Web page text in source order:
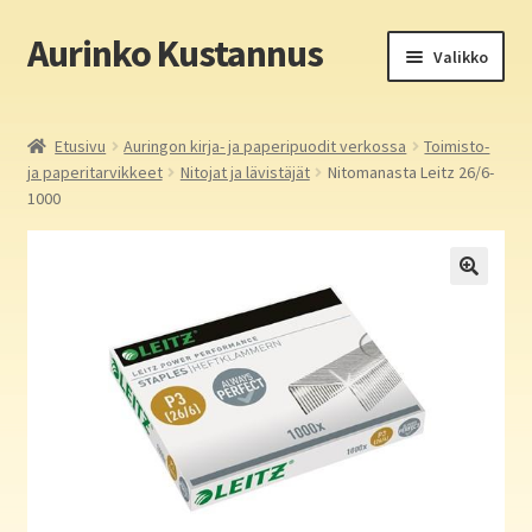
Siirry
navigointiin
Siirry
sisältöön
Aurinko Kustannus Valikko
Yritys
Aurinko Kustannus: kirjat
Auringon kirja- ja paperipuodit verkossa
Etusivu Auringon kirja- ja paperipuodit verkossa
Toimisto-
ja paperitarvikkeet
Nitojat ja lävistäjät
Nitomanasta Leitz 26/6-
1000